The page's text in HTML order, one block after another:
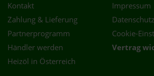
Kontakt
Zahlung & Lieferung
Partnerprogramm
Händler werden
Heizöl in Österreich
Impressum
Datenschutz
Cookie-
Vertrag